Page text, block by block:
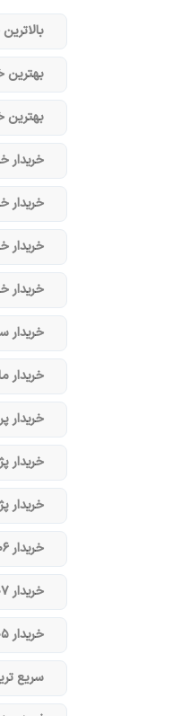
بهترین
بهترین
خریدار
خریدار
خریدار
خریدار
خریدار
خریدار
خریدار
خریدار
خریدار پژو
خریدار ۲۰۶ در تهران
خریدار ۲۰۷
خریدار ۴۰۵ در تهران
سریع